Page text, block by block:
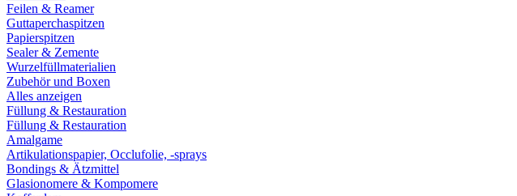
Feilen & Reamer
Guttaperchaspitzen
Papierspitzen
Sealer & Zemente
Wurzelfüllmaterialien
Zubehör und Boxen
Alles anzeigen
Füllung & Restauration
Füllung & Restauration
Amalgame
Artikulationspapier, Occlufolie, -sprays
Bondings & Ätzmittel
Glasionomere & Kompomere